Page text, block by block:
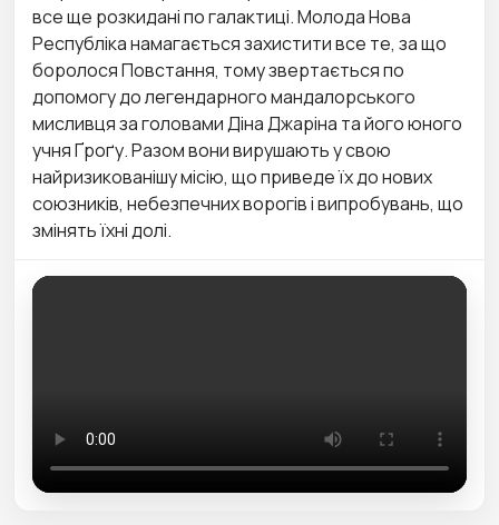
все ще розкидані по галактиці. Молода Нова
Республіка намагається захистити все те, за що
боролося Повстання, тому звертається по
допомогу до легендарного мандалорського
мисливця за головами Діна Джаріна та його юного
учня Ґроґу. Разом вони вирушають у свою
найризикованішу місію, що приведе їх до нових
союзників, небезпечних ворогів і випробувань, що
змінять їхні долі.